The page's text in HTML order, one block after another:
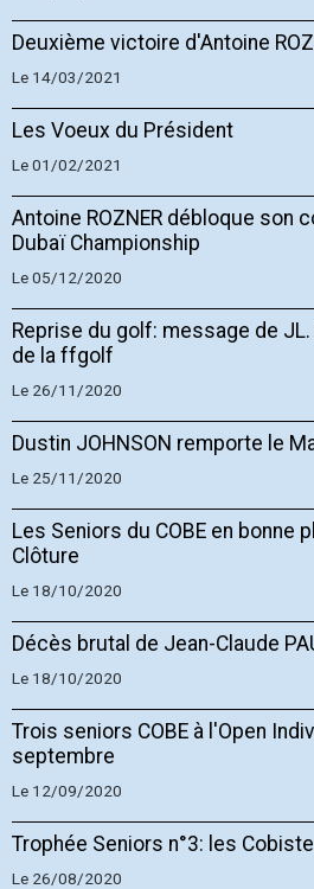
Deuxième victoire d'Antoine
Le 14/03/2021
Les Voeux du Président
Le 01/02/2021
Antoine ROZNER débloque son
Dubaï Championship
Le 05/12/2020
Reprise du golf: message de JL.
de la ffgolf
Le 26/11/2020
Dustin JOHNSON remporte le
Le 25/11/2020
Les Seniors du COBE en bonne
Clôture
Le 18/10/2020
Décès brutal de Jean-Claude
Le 18/10/2020
Trois seniors COBE à l'Open
septembre
Le 12/09/2020
Trophée Seniors n°3: les
Le 26/08/2020